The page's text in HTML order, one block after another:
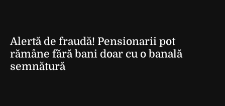
Alertă de fraudă! Pensionarii pot
rămâne fără bani doar cu o banală
semnătură